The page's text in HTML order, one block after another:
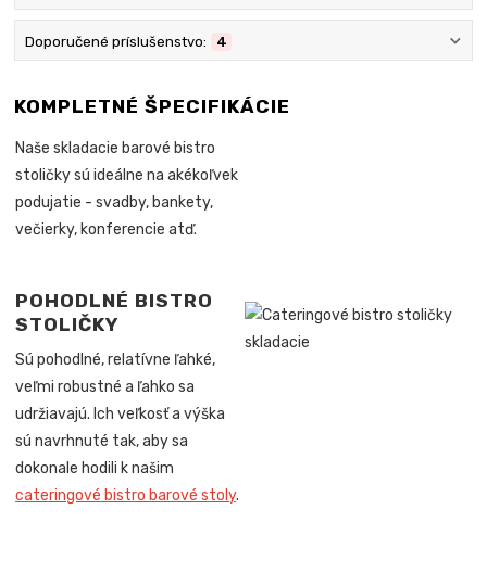
Doporučené príslušenstvo: 4
KOMPLETNÉ ŠPECIFIKÁCIE
Naše skladacie barové bistro
stoličky sú ideálne na akékoľvek
podujatie - svadby, bankety,
večierky, konferencie atď.
POHODLNÉ BISTRO
STOLIČKY
Sú pohodlné, relatívne ľahké,
veľmi robustné a ľahko sa
udržiavajú. Ich veľkosť a výška
sú navrhnuté tak, aby sa
dokonale hodili k našim
cateringové bistro barové stoly.